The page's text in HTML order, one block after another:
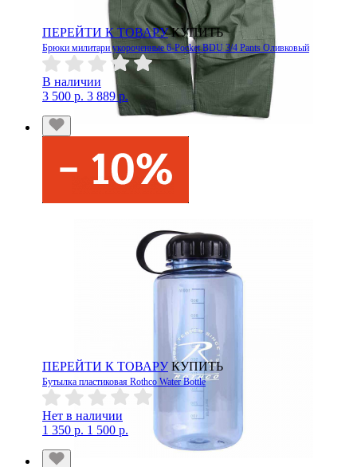
ПЕРЕЙТИ К ТОВАРУ КУПИТЬ
Брюки милитари укороченные 6-Pocket BDU 3/4 Pants Оливковый
В наличии
3 500 р. 3 889 р.
ПЕРЕЙТИ К ТОВАРУ КУПИТЬ
Бутылка пластиковая Rothco Water Bottle
Нет в наличии
1 350 р. 1 500 р.